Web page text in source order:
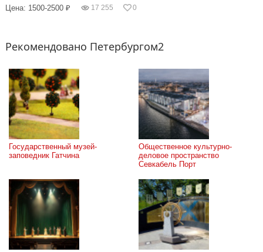
Цена: 1500-2500 ₽ 17 255 0
Рекомендовано Петербургом2
Государственный музей-
заповедник Гатчина
Общественное культурно-
деловое пространство
Севкабель Порт